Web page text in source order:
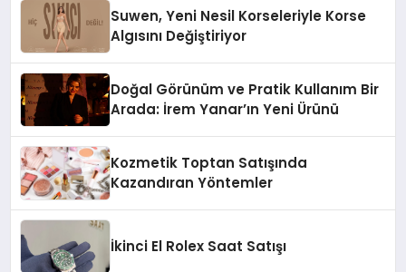
Suwen, Yeni Nesil Korseleriyle Korse
Algısını Değiştiriyor
Doğal Görünüm ve Pratik Kullanım Bir
Arada: İrem Yanar’ın Yeni Ürünü
Kozmetik Toptan Satışında
Kazandıran Yöntemler
İkinci El Rolex Saat Satışı